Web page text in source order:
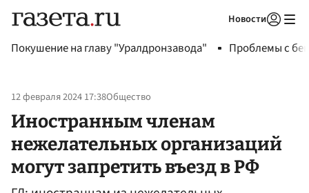
Новости
Покушение на главу "Уралдронзавода" Проблемы с
12 февраля 2024 17:38Общество
Иностранным членам
нежелательных организаций
могут запретить въезд в РФ